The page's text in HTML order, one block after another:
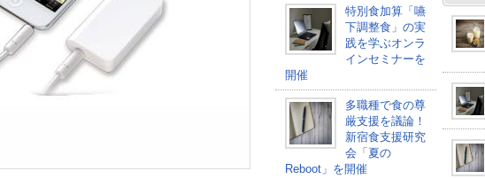
特別食加算「嚥
下調整食」の実
践を学ぶオンラ
インセミナーを
開催
多職種で食の尊
厳支援を議論！
新宿食支援研究
会「夏の
Reboot」を開催